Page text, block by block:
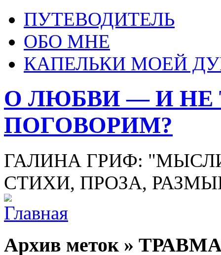
ПУТЕВОДИТЕЛЬ
ОБО МНЕ
КАПЕЛЬКИ МОЕЙ
О ЛЮБВИ — И НЕ
ПОГОВОРИМ?
ГАЛИНА ГРИФ:
СТИХИ, ПРОЗА,
Архив меток »